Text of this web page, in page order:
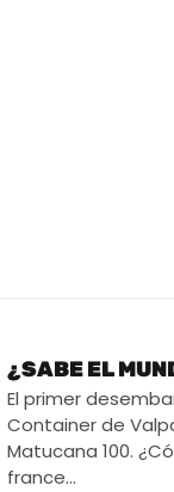
¿SABE EL
El primer
Container de
Matucana 100.
france…